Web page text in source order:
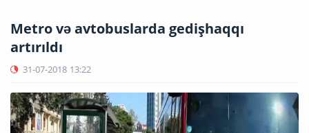
Metro və avtobuslarda gedişhaqqı
artırıldı
31-07-2018 13:22